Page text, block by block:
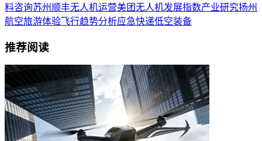
料咨询苏州 顺丰无人机运营美团无人机发展指数产业研究扬州
航空旅游体验飞行趋势分析应急快递低空装备
推荐阅读